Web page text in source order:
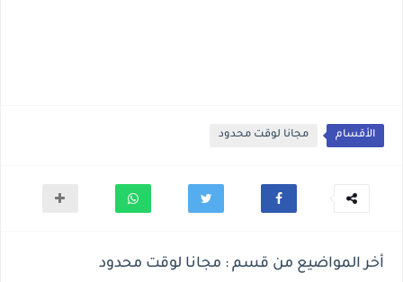
الأقسام مجانا لوقت محدود
أخر المواضيع من قسم : مجانا لوقت محدود